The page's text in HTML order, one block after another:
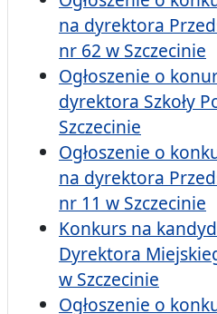
na dyrektora
nr 62 w Szczecinie
Ogłoszenie o
dyrektora Szkoły
Szczecinie
Ogłoszenie o
na dyrektora
nr 11 w Szczecinie
Konkurs na
Dyrektora
w Szczecinie
Ogłoszenie o